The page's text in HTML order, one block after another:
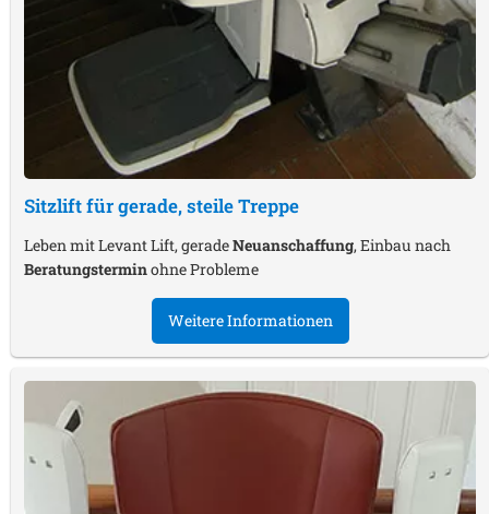
Sitzlift für gerade, steile Treppe
Leben mit Levant Lift, geradeNeuanschaffung, Einbau nach
Beratungsterminohne Probleme
Weitere Informationen